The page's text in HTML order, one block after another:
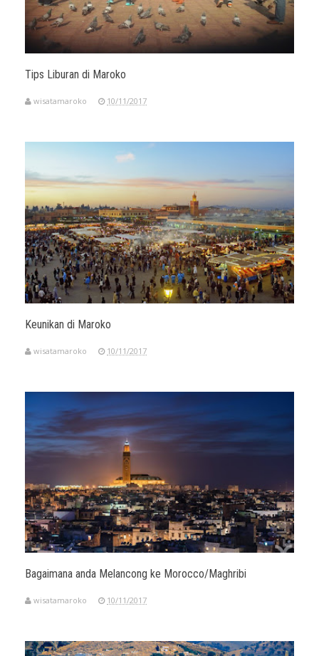
Tips Liburan di Maroko
wisatamaroko 10/11/2017
Keunikan di Maroko
wisatamaroko 10/11/2017
Bagaimana anda Melancong ke Morocco/Maghribi
wisatamaroko 10/11/2017